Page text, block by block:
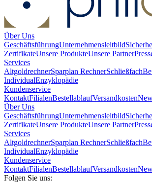
Über Uns
GeschäftsführungUnternehmensleitbild
ZertifikateUnsere ProdukteUnsere Partner
Services
AltgoldrechnerSparplan RechnerSchließfach
IndividualEnzyklopädie
Kundenservice
KontaktFilialenBestellablaufVersandkosten
Über Uns
GeschäftsführungUnternehmensleitbild
ZertifikateUnsere ProdukteUnsere Partner
Services
AltgoldrechnerSparplan RechnerSchließfach
IndividualEnzyklopädie
Kundenservice
KontaktFilialenBestellablaufVersandkosten
Folgen Sie uns: